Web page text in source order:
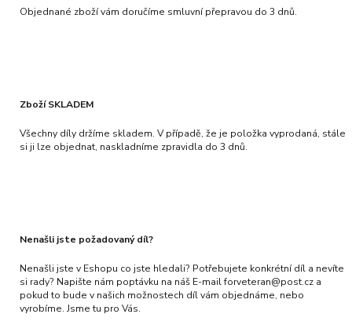
Objednané zboží vám doručíme smluvní přepravou do 3 dnů.
Zboží SKLADEM
Všechny díly držíme skladem. V případě, že je položka vyprodaná, stále
si ji lze objednat, naskladníme zpravidla do 3 dnů.
Nenašli jste požadovaný díl?
Nenašli jste v Eshopu co jste hledali? Potřebujete konkrétní díl a nevíte
si rady? Napište nám poptávku na náš E-mail forveteran@post.cz a
pokud to bude v našich možnostech díl vám objednáme, nebo
vyrobíme. Jsme tu pro Vás.